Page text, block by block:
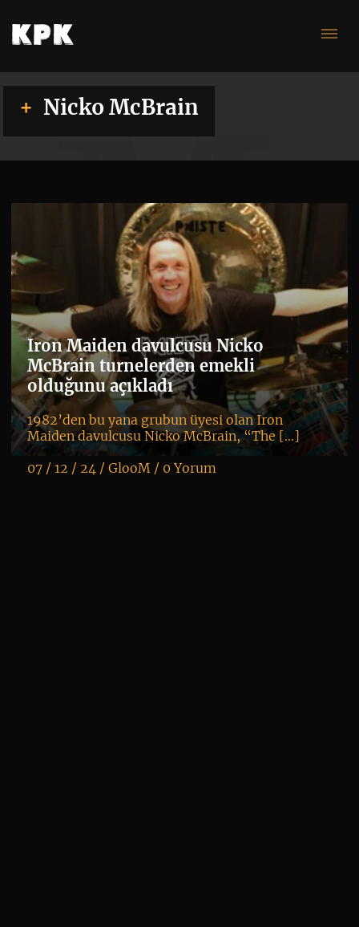
Nicko McBrain
Iron Maiden davulcusu Nicko
McBrain turnelerden emekli
olduğunu açıkladı
1982’den bu yana grubun üyesi olan Iron
Maiden davulcusu Nicko McBrain, “The […]
07 / 12 / 24 / GlooM/ 0 Yorum